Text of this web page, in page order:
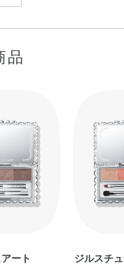
ラーでふんわり眉
叶う【ジルスチュ …
品
ート ジルスチ